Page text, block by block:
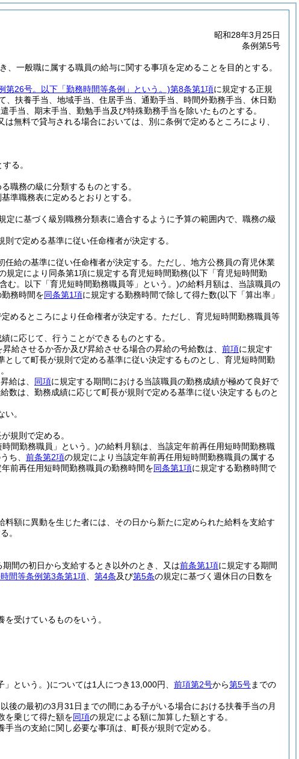
昭和28年3月25日
条例第5号
、一般職に属する職員の給与に関する事項を定めることを目的とする。
第26号。以下「勤務時間等条例」という。)第8条第1項に規定する正規
、扶養手当、地域手当、住居手当、通勤手当、時間外勤務手当、休日勤
当、期末手当、勤勉手当及び特殊勤務手当を除いたものとする。
無料で貸与される場合においては、別に条例で定めるところにより、
る。
職務の級に分類するものとする。
準職務表に定めるとおりとする。
定に基づく級別職務分類表に適合するように予算の範囲内で、職務の級
で定める基準に従い任命権者が決定する。
給の基準に従い任命権者が決定する。 ただし、地方公務員の育児休業
規定により同条第1項に規定する育児短時間勤務(以下「育児短時間勤
む。以下「育児短時間勤務職員等」という。)の給料月額は、当該職員の
務時間を同条第1項に規定する勤務時間で除して得た数(以下「算出率」
めるところにより任命権者が決定する。 ただし、育児短時間勤務職員等
に応じて、行うことができるものとする。
昇給させるか否か及び昇給させる場合の昇給の号給数は、 前項に規定す
して町長が規則で定める基準に従い決定するものとし、育児短時間勤
給は、 同項に規定する期間における当該職員の勤務成績が極めて良好で
数は、勤務成績に応じて町長が規則で定める基準に従い決定するものと
。
規則で定める。
間勤務職員」という。)の給料月額は、当該定年前再任用短時間勤務職
ち、 前条第2項の規定により当該定年前再任用短時間勤務職員の属する
前再任用短時間勤務職員の勤務時間を同条第1項に規定する勤務時間で
額に異動を生じた者には、その日から新たに定められた給料を支給す
。
期間の初日から支給するとき以外のとき、又は前条第1項に規定する期間
間等条例第3条第1項 第4条及び第5条の規定に基づく週休日の日数を
受けているものをいう。
」という。)については1人につき13,000円、 前項第2号から第5号までの
の最初の3月31日までの間にある子がいる場合における扶養手当の月
を乗じて得た額を同項の規定による額に加算した額とする。
当の支給に関し必要な事項は、町長が規則で定める。